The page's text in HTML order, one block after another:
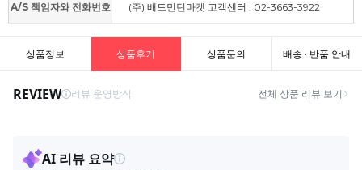
A/S 책임자와 전화번호 (주) 배드민턴마켓 고객센터 : 02-3663-3922
상품정보 상품후기 상품문의 배송 · 반품 안내